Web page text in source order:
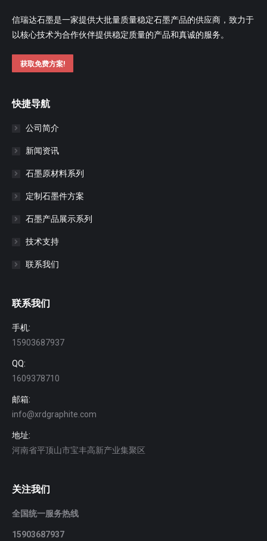
信瑞达石墨是一家提供大批量质量稳定石墨产品的供应商，致力于
以核心技术为合作伙伴提供稳定质量的产品和真诚的服务。
获取免费方案!
快捷导航
公司简介
新闻资讯
石墨原材料系列
定制石墨件方案
石墨产品展示系列
技术支持
联系我们
联系我们
手机:
15903687937
QQ:
1609378710
邮箱:
info@xrdgraphite.com
地址:
河南省平顶山市宝丰高新产业集聚区
关注我们
全国统一服务热线
15903687937